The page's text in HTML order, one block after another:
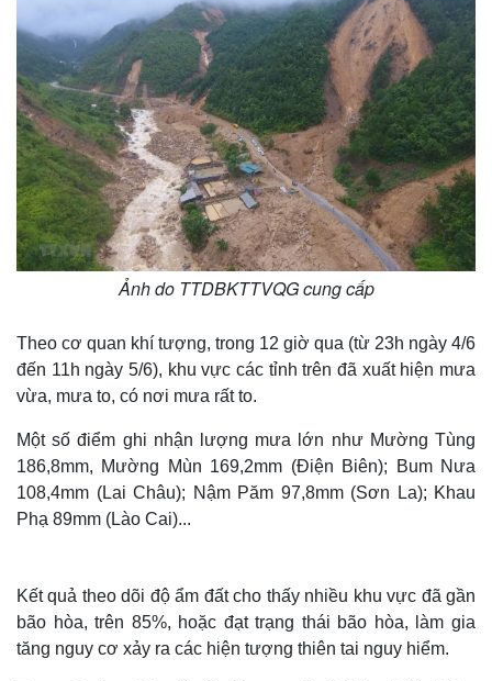
Ảnh do TTDBKTTVQG cung cấp
Theo cơ quan khí tượng, trong 12 giờ qua (từ 23h ngày 4/6
đến 11h ngày 5/6), khu vực các tỉnh trên đã xuất hiện mưa
vừa, mưa to, có nơi mưa rất to.
Một số điểm ghi nhận lượng mưa lớn như Mường Tùng
186,8mm, Mường Mùn 169,2mm (Điện Biên); Bum Nưa
108,4mm (Lai Châu); Nậm Păm 97,8mm (Sơn La); Khau
Phạ 89mm (Lào Cai)...
Kết quả theo dõi độ ẩm đất cho thấy nhiều khu vực đã gần
bão hòa, trên 85%, hoặc đạt trạng thái bão hòa, làm gia
tăng nguy cơ xảy ra các hiện tượng thiên tai nguy hiểm.